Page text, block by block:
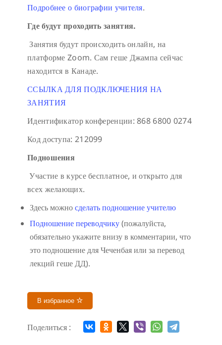
Подробнее о биографии учителя.
Где будут проходить занятия.
Занятия будут происходить онлайн, на
платформе Zoom. Сам геше Джампа сейчас
находится в Канаде.
ССЫЛКА ДЛЯ ПОДКЛЮЧЕНИЯ НА
ЗАНЯТИЯ
Идентификатор конференции: 868 6800 0274
Код доступа: 212099
Подношения
Участие в курсе бесплатное, и открыто для
всех желающих.
Здесь можносделать подношение учителю
Подношение переводчику(пожалуйста,
обязательно укажите внизу в комментарии, что
это подношение для Чеченбая или за перевод
лекций геше ДД).
В избранное
Поделиться :